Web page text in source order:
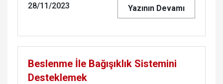
28/11/2023 Yazının Devamı
Beslenme İle Bağışıklık Sistemini
Desteklemek